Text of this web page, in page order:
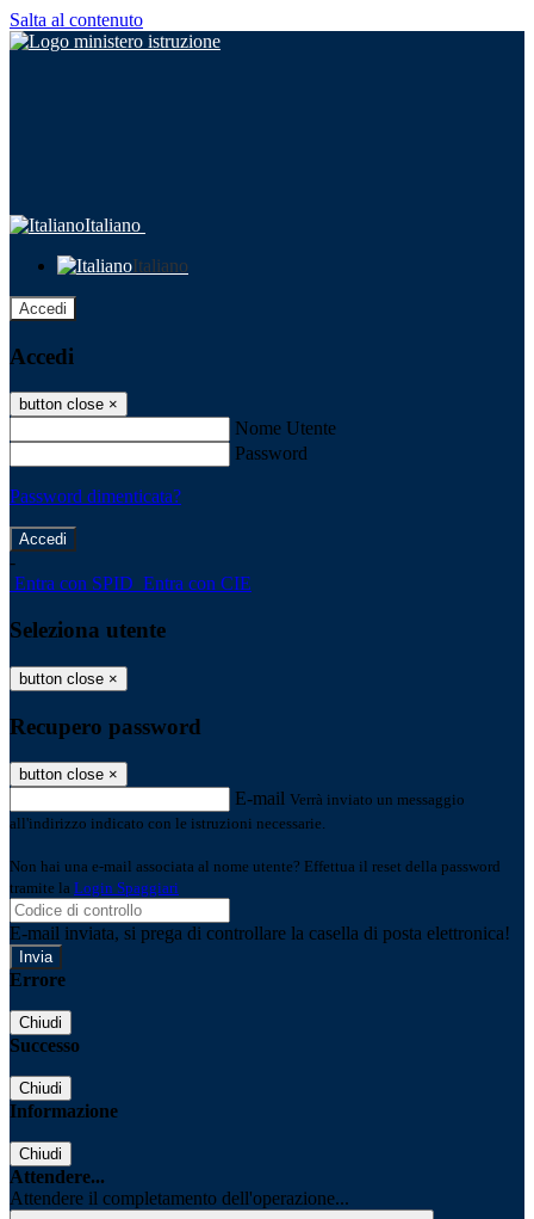
Salta al contenuto
Italiano
Italiano
Accedi
Accedi
button close ×
Nome Utente
Password
Password dimenticata?
-
Entra con SPID Entra con CIE
Seleziona utente
button close ×
Recupero password
button close ×
E-mail Verrà inviato un messaggio
all'indirizzo indicato con le istruzioni necessarie.
Non hai una e-mail associata al nome utente? Effettua il reset della password
tramite la Login Spaggiari
E-mail inviata, si prega di controllare la casella di posta elettronica!
Errore
Chiudi
Successo
Chiudi
Informazione
Chiudi
Attendere...
Attendere il completamento dell'operazione...